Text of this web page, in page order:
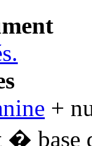
+
� base